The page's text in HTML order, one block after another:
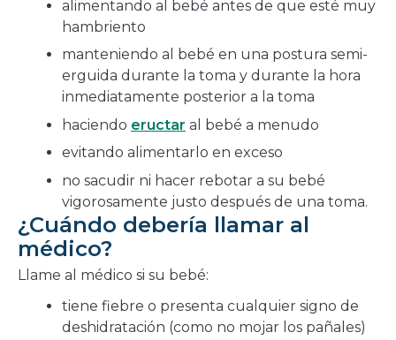
alimentando al bebé antes de que esté muy
hambriento
manteniendo al bebé en una postura semi-
erguida durante la toma y durante la hora
inmediatamente posterior a la toma
haciendo eructar al bebé a menudo
evitando alimentarlo en exceso
no sacudir ni hacer rebotar a su bebé
vigorosamente justo después de una toma.
¿Cuándo debería llamar al
médico?
Llame al médico si su bebé:
tiene fiebre o presenta cualquier signo de
deshidratación (como no mojar los pañales)